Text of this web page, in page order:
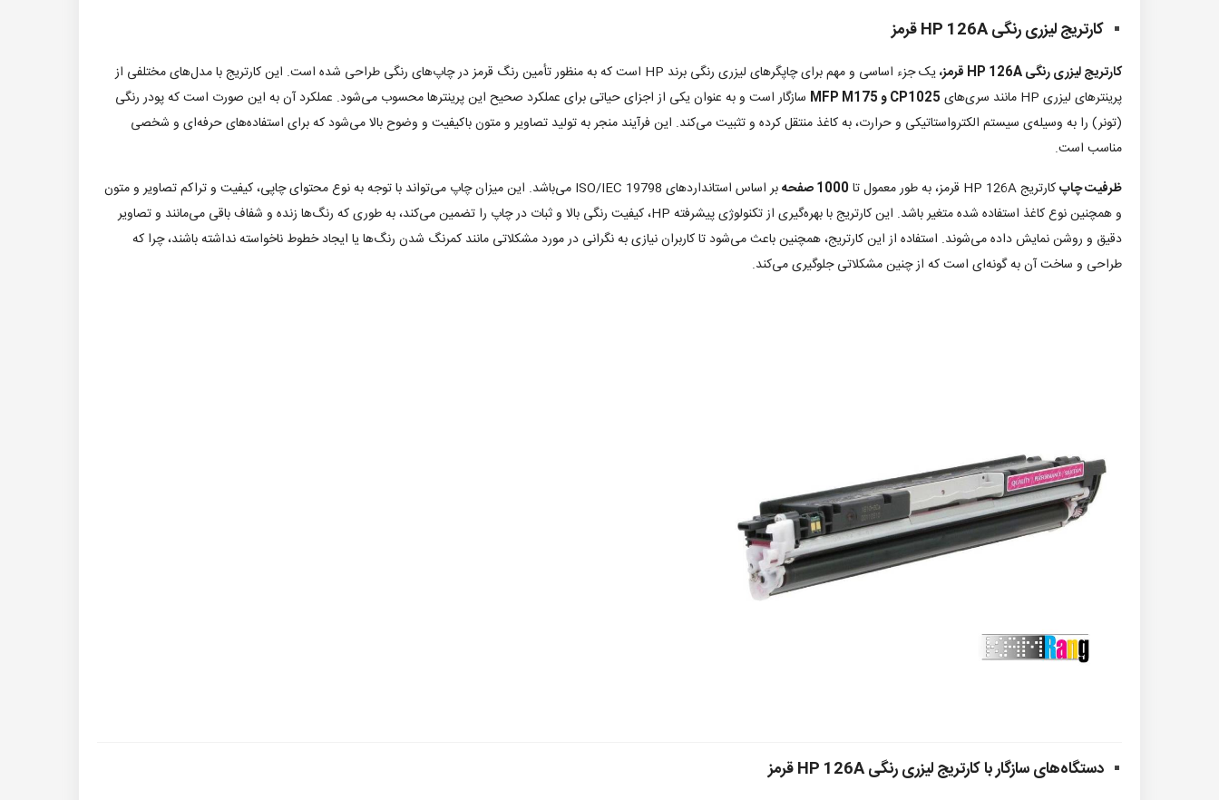
کارتریج لیزری رنگی HP 126A قرمز
کارتریج لیزری رنگی HP 126A قرمز،
یک جزء اساسی و مهم برای چاپگرهای لیزری رنگی برند HP است که به منظور تأمین رنگ قرمز در چاپ‌های رنگی طراحی شده است. این کارتریج با مدل‌های مختلفی از
پرینترهای لیزری HP مانند سری‌های
CP1025 و MFP M175
سازگار است و به عنوان یکی از اجزای حیاتی برای عملکرد صحیح این پرینترها محسوب می‌شود. عملکرد آن به این صورت است که پودر رنگی
(تونر) را به وسیله‌ی سیستم الکترواستاتیکی و حرارت، به کاغذ منتقل کرده و تثبیت می‌کند. این فرآیند منجر به تولید تصاویر و متون باکیفیت و وضوح بالا می‌شود که برای استفاده‌های حرفه‌ای و شخصی
مناسب است.
ظرفیت چاپکارتریج HP 126A قرمز، به طور معمول تا 1000 صفحه
بر اساس استانداردهای ISO/IEC 19798 می‌باشد. این میزان چاپ می‌تواند با توجه به نوع محتوای چاپی، کیفیت و تراکم تصاویر و متون
و همچنین نوع کاغذ استفاده شده متغیر باشد. این کارتریج با بهره‌گیری از تکنولوژی پیشرفته HP، کیفیت رنگی بالا و ثبات در چاپ را تضمین می‌کند، به طوری که رنگ‌ها زنده و شفاف باقی می‌مانند و تصاویر
دقیق و روشن نمایش داده می‌شوند. استفاده از این کارتریج، همچنین باعث می‌شود تا کاربران نیازی به نگرانی در مورد مشکلاتی مانند کمرنگ شدن رنگ‌ها یا ایجاد خطوط ناخواسته نداشته باشند، چرا که
طراحی و ساخت آن به گونه‌ای است که از چنین مشکلاتی جلوگیری می‌کند.
دستگاه‌های سازگار با کارتریج لیزری رنگی HP 126A قرمز